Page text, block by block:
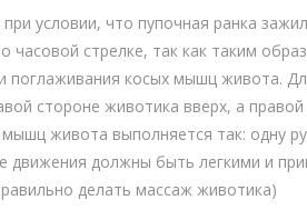
условии, что пупочная ранка
стрелке, так как таким
поглаживания косых мышц живота.
стороне животика вверх, а
живота выполняется так: одну
должны быть легкими и
делать массаж животика)